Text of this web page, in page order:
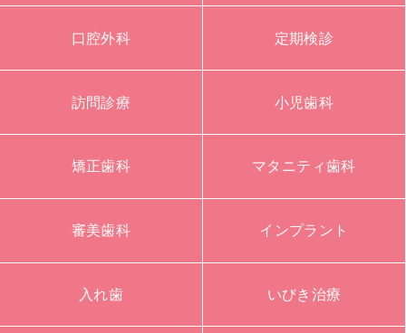
口腔外科 定期検診
訪問診療 小児歯科
矯正歯科 マタニティ歯科
審美歯科 インプラント
入れ歯 いびき治療